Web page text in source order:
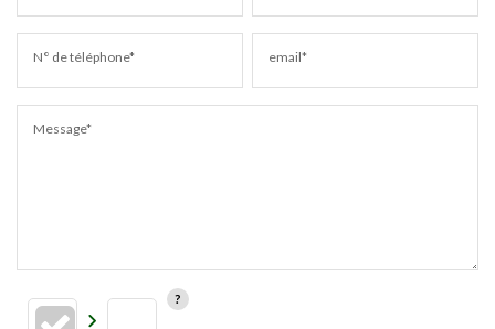
N° de téléphone* email*
Message*